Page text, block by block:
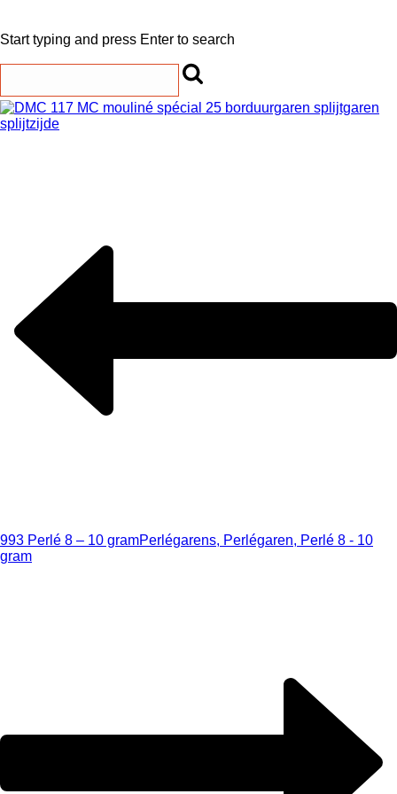
Start typing and press Enter to search
993 Perlé 8 – 10 gramPerlégarens, Perlégaren, Perlé 8 - 10
gram